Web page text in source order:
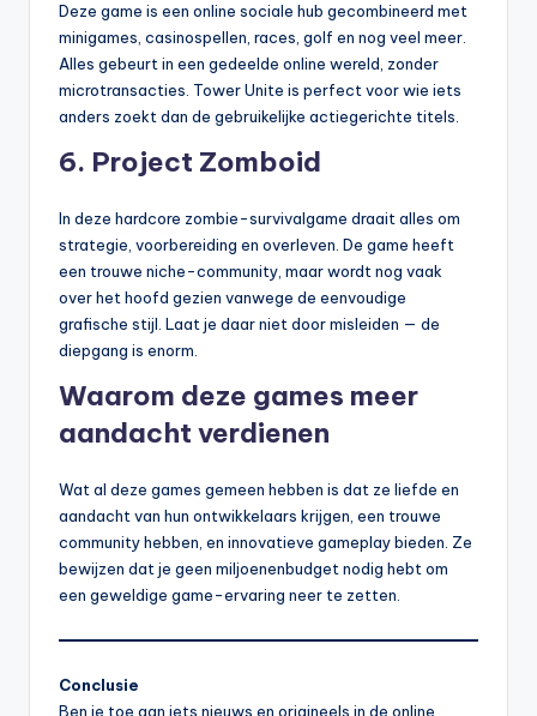
Deze game is een online sociale hub gecombineerd met
minigames, casinospellen, races, golf en nog veel meer.
Alles gebeurt in een gedeelde online wereld, zonder
microtransacties. Tower Unite is perfect voor wie iets
anders zoekt dan de gebruikelijke actiegerichte titels.
6. Project Zomboid
In deze hardcore zombie-survivalgame draait alles om
strategie, voorbereiding en overleven. De game heeft
een trouwe niche-community, maar wordt nog vaak
over het hoofd gezien vanwege de eenvoudige
grafische stijl. Laat je daar niet door misleiden — de
diepgang is enorm.
Waarom deze games meer
aandacht verdienen
Wat al deze games gemeen hebben is dat ze liefde en
aandacht van hun ontwikkelaars krijgen, een trouwe
community hebben, en innovatieve gameplay bieden. Ze
bewijzen dat je geen miljoenenbudget nodig hebt om
een geweldige game-ervaring neer te zetten.
Conclusie
Ben je toe aan iets nieuws en origineels in de online